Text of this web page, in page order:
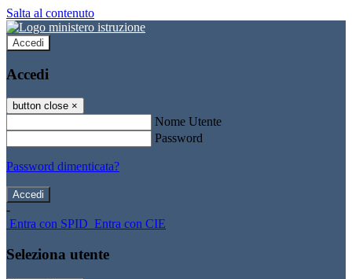
Salta al contenuto
Accedi
Accedi
button close ×
Nome Utente
Password
Password dimenticata?
-
Entra con SPID Entra con CIE
Seleziona utente